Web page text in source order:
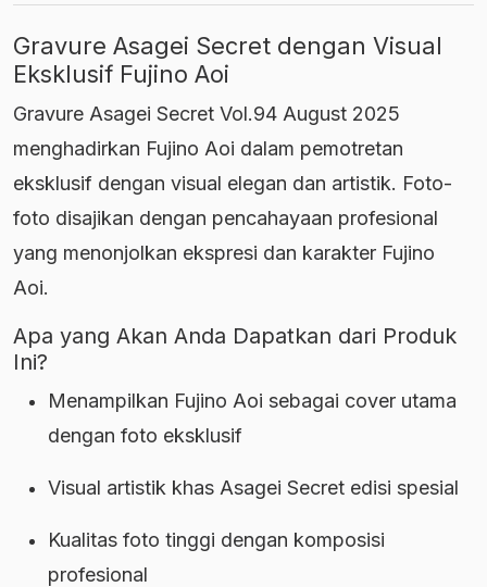
Gravure Asagei Secret dengan Visual
Eksklusif Fujino Aoi
Gravure Asagei Secret Vol.94 August 2025
menghadirkan Fujino Aoi dalam pemotretan
eksklusif dengan visual elegan dan artistik. Foto-
foto disajikan dengan pencahayaan profesional
yang menonjolkan ekspresi dan karakter Fujino
Aoi.
Apa yang Akan Anda Dapatkan dari Produk
Ini?
Menampilkan Fujino Aoi sebagai cover utama
dengan foto eksklusif
Visual artistik khas Asagei Secret edisi spesial
Kualitas foto tinggi dengan komposisi
profesional